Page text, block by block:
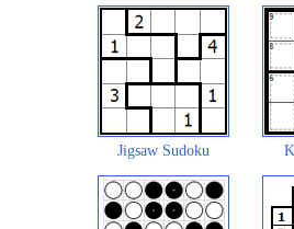
Jigsaw Sudoku